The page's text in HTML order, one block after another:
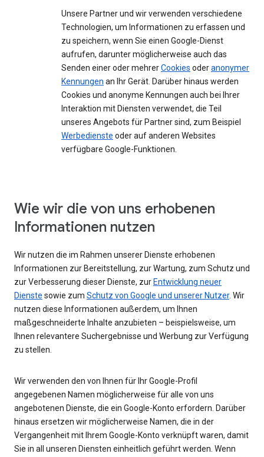
Unsere Partner und wir verwenden verschiedene
Technologien, um Informationen zu erfassen und
zu speichern, wenn Sie einen Google-Dienst
aufrufen, darunter möglicherweise auch das
Senden einer oder mehrerCookies oderanonymer
Kennungen an Ihr Gerät. Darüber hinaus werden
Cookies und anonyme Kennungen auch bei Ihrer
Interaktion mit Diensten verwendet, die Teil
unseres Angebots für Partner sind, zum Beispiel
Werbedienste oder auf anderen Websites
verfügbare Google-Funktionen.
Wie wir die von uns erhobenen
Informationen nutzen
Wir nutzen die im Rahmen unserer Dienste erhobenen
Informationen zur Bereitstellung, zur Wartung, zum Schutz und
zur Verbesserung dieser Dienste, zur Entwicklung neuer
Dienste sowie zum Schutz von Google und unserer Nutzer. Wir
nutzen diese Informationen außerdem, um Ihnen
maßgeschneiderte Inhalte anzubieten – beispielsweise, um
Ihnen relevantere Suchergebnisse und Werbung zur Verfügung
zu stellen.
Wir verwenden den von Ihnen für Ihr Google-Profil
angegebenen Namen möglicherweise für alle von uns
angebotenen Dienste, die ein Google-Konto erfordern. Darüber
hinaus ersetzen wir möglicherweise Namen, die in der
Vergangenheit mit Ihrem Google-Konto verknüpft waren, damit
Sie in all unseren Diensten einheitlich geführt werden. Wenn